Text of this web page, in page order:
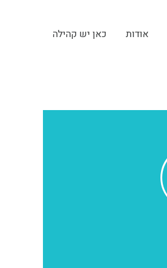
אודות כאן יש קהילה